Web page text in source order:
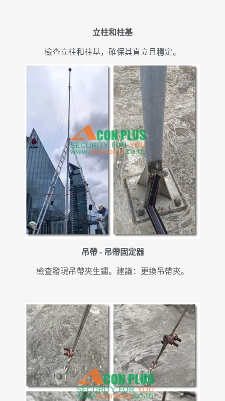
立柱和柱基
檢查立柱和柱基，確保其直立且穩定。
吊帶 - 吊帶固定器
檢查發現吊帶夾生鏽。建議：更換吊帶夾。